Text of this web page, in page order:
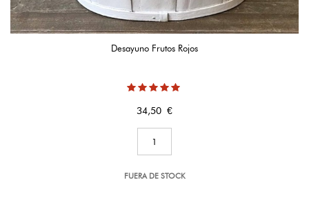
Desayuno Frutos Rojos
Precio
34,50 €
FUERA DE STOCK